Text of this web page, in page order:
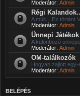
Moderátor: Admin
Régi
A múlt... Ez történt
Moderátor: Admin
Ünnepi Játékok
A különbözõ
Moderátor: Admin
OM-találkozók
Hogyan zajlott
Moderátor: Admin
BELÉPÉS